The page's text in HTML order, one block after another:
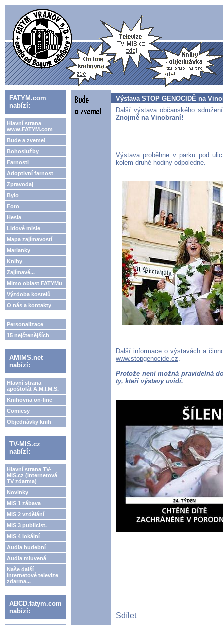
FATYM.com
nabízí:
Hlavní strana
www.FATYM.com
Bude a zveme!
Bohoslužby
Farnosti
Adoptivní farnost
Zpravodaj
Bylo
Foto
Hesla
Lidové misie
Mapa zajímavostí
Marianky
Knihy
Zajímavé...
Mimo oblast FATYMu
Výzdoba kostelů
O nás a kontakty
Personalizace
15 nejčtenějších
AMIMS.net
nabízí:
Hlavní strana
apoštolát A.M.I.M.S.
Knihovna on-line
Comicsy
Objednávky knih
TV-MIS.cz
nabízí:
Hlavní strana TV-
MIS.cz (internetová
TV zdarma)
Novinky
MIS 1 zábava
MIS 2 vzdělání
MIS 3 publicist.
MIS 4 lokální
Audia hudební
Audia mluvená
Naše další
internetové televize
zdarma...
ABCD.fatym.com
nabízí:
Výstava STOP GENOCIDĚ na
Další výstava občanského
Znojmě na Vinobraní!
Výstava proběhne v parku pod
kolem druhé hodiny odpoledne.
Další informace o výstavách a
www.stopgenocide.cz.
Protože není možná pravidelná
ty, kteří výstavy uvidí.
Sdílet